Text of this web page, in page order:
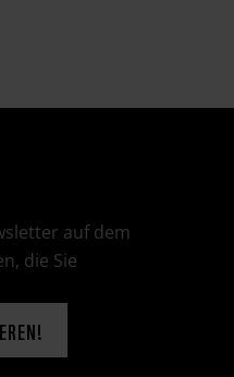
auf dem
die Sie